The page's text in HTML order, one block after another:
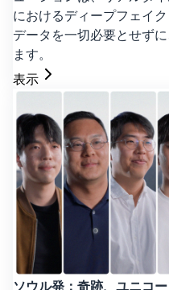
におけるディープフェイ
データを一切必要とせず
ます。
表示
ソウル発：奇跡、ユニコ